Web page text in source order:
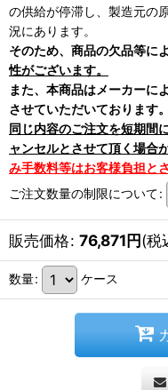
の供給が停滞し、製造元の
況にあります。
そのため、商品の欠品等に
性がございます。
また、本商品はメーカーに
させていただいております。
同じ内容のご注文を短期間
ャンセルとさせて頂く場合
み手数料等はお客様負担と
ご注文数量の制限について:
販売価格: 76,871円(税
数量: ケース